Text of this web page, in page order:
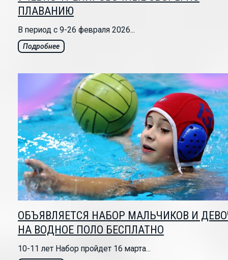
ПЛАВАНИЮ
В период с 9-26 февраля 2026...
Подробнее
ОБЪЯВЛЯЕТСЯ НАБОР МАЛЬЧИКОВ И
НА ВОДНОЕ ПОЛО БЕСПЛАТНО
10-11 лет Набор пройдет 16 марта...